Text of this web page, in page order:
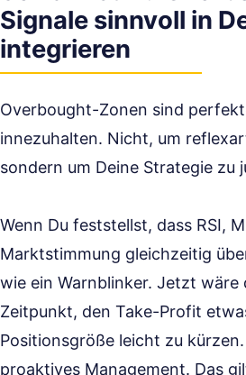
Signale sinnvoll in
integrieren
Overbought-Zonen sind
innezuhalten. Nicht, um
sondern um Deine Strategie zu
Wenn Du feststellst, dass RSI,
Marktstimmung gleichzeitig
wie ein Warnblinker. Jetzt wäre
Zeitpunkt, den Take-Profit
Positionsgröße leicht zu
proaktives Management. Das